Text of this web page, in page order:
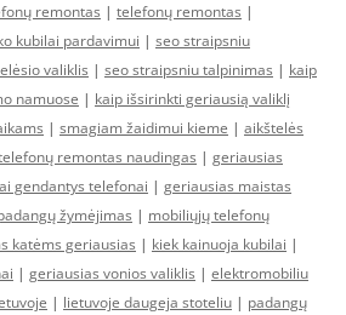
remontas | telefonų remontas |
kubilai pardavimui | seo straipsniu
valiklis | seo straipsniu talpinimas | kaip
namuose | kaip išsirinkti geriausią valiklį
| smagiam žaidimui kieme | aikštelės
remontas naudingas | geriausias
gendantys telefonai | geriausias maistas
žymėjimas | mobiliųjų telefonų
katėms geriausias | kiek kainuoja kubilai |
| geriausias vonios valiklis | elektromobiliu
| lietuvoje daugeja stoteliu | padangų